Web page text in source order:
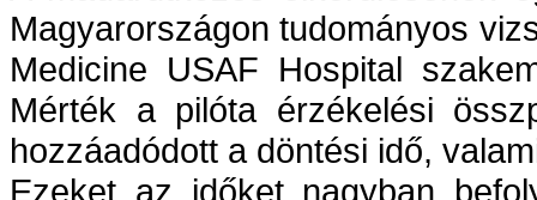
Magyarországon tudományos
Medicine USAF Hospital
Mérték a pilóta érzékelési
hozzáadódott a döntési idő,
Ezeket az időket nagyban